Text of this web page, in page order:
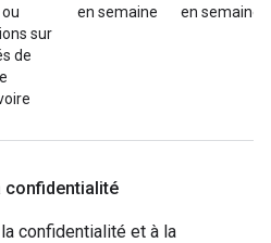
sur
de
en semaine
en semaine
confidentialité
confidentialité et à la